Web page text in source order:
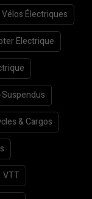
Vélos Électriques
Electrique
& Cargos
VTT